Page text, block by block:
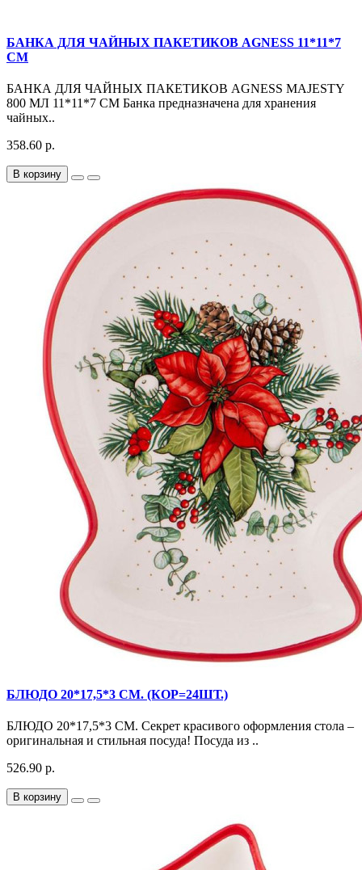
БАНКА ДЛЯ ЧАЙНЫХ ПАКЕТИКОВ AGNESS 11*11*7
СМ
БАНКА ДЛЯ ЧАЙНЫХ ПАКЕТИКОВ AGNESS MAJESTY
800 МЛ 11*11*7 СМ Банка предназначена для хранения
чайных..
358.60 р.
В корзину
БЛЮДО 20*17,5*3 СМ. (КОР=24ШТ.)
БЛЮДО 20*17,5*3 СМ. Секрет красивого оформления стола –
оригинальная и стильная посуда! Посуда из ..
526.90 р.
В корзину